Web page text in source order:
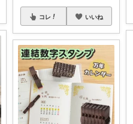
コレ いいね